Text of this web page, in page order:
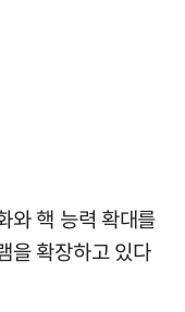
와 핵 능력 확대를
을 확장하고 있다